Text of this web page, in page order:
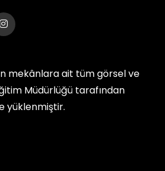
mekânlara ait tüm görsel ve
Müdürlüğü tarafından
yüklenmiştir.